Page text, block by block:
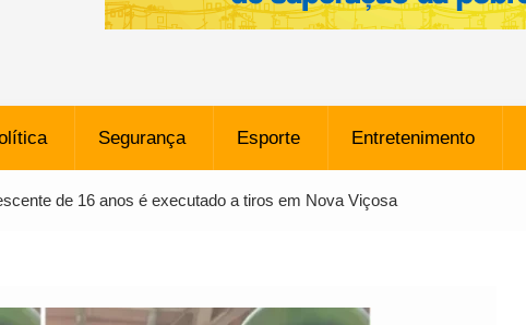
morreu após ataque
sem restrições e pode
o Vasco
SpaceX Colide com a Lua
Metros, Afirma a Nasa
Segurança Esporte Entretenimento
de 16 anos é executado a tiros em Nova Viçosa